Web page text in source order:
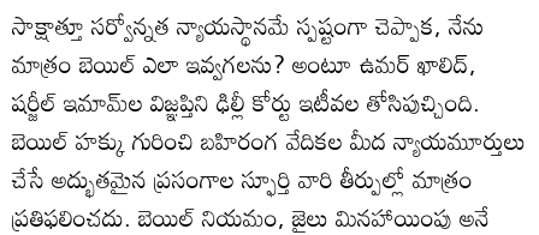
సాక్షాత్తూ సర్వోన్నత న్యాయస్థానమే స్పష్టంగా చెప్పాక, నేను
మాత్రం బెయిల్‌ ఎలా ఇవ్వగలను? అంటూ ఉమర్‌ ఖాలిద్‌,
షర్జీల్‌ ఇమామ్‌ల విజ్ఞప్తిని ఢిల్లీ కోర్టు ఇటీవల తోసిపుచ్చింది.
బెయిల్‌ హక్కు గురించి బహిరంగ వేదికల మీద న్యాయమూర్తులు
చేసే అద్భుతమైన ప్రసంగాల స్ఫూర్తి వారి తీర్పుల్లో మాత్రం
ప్రతిఫలించదు. బెయిల్‌ నియమం, జైలు మినహాయింపు అనే